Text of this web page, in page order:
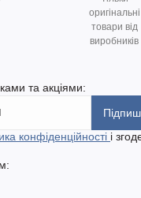
оригінальні
товари від
виробників
та акціями:
конфіденційності і